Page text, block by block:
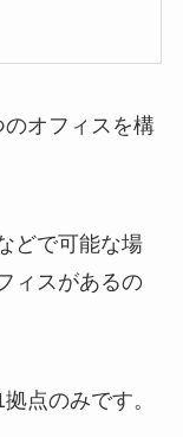
オフィスを構
どで可能な場
ィスがあるの
点のみです。